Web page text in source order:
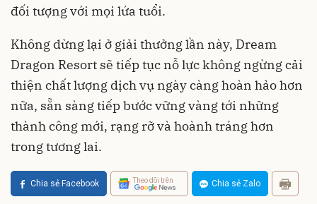
đối tượng với mọi lứa tuổi.
Không dừng lại ở giải thưởng lần này, Dream
Dragon Resort sẽ tiếp tục nỗ lực không ngừng cải
thiện chất lượng dịch vụ ngày càng hoàn hảo hơn
nữa, sẵn sàng tiếp bước vững vàng tới những
thành công mới, rạng rỡ và hoành tráng hơn
trong tương lai.
Chia sẻ Facebook Theo dõi trên Chia sẻ Zalo